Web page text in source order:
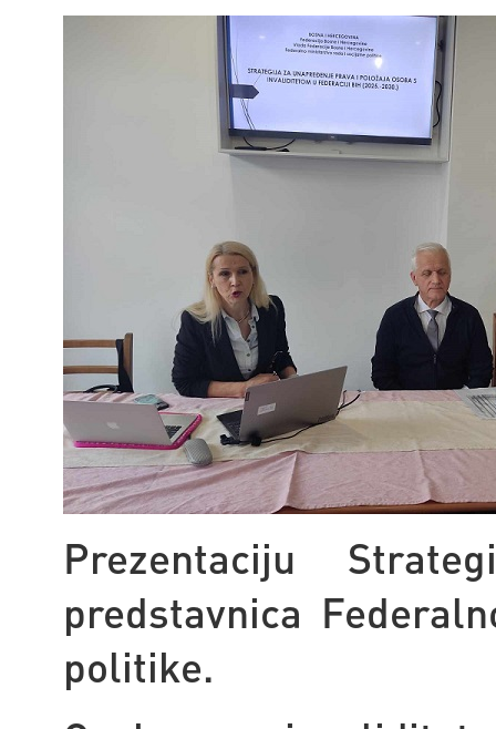
Prezentaciju
predstavnica
politike.